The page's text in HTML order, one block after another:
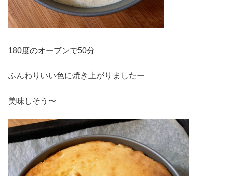
180度のオーブンで50分
ふんわりいい色に焼き上がりましたー
美味しそう〜